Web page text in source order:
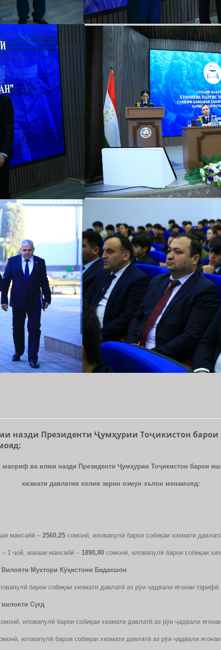
назди Президенти Ҷумҳурии Тоҷикистон
маориф ва илми назди Президенти Ҷумҳурии Тоҷикистон барои
хизмати давлатии холии зерин озмун эълон менамояд:
мансабӣ – 2560,25 сомонӣ, иловапулӣ барои собиқаи хизмати
– 1 ҷой, маоши мансабӣ – 1890,80 сомонӣ, иловапулӣ барои собиқаи
Мухтори Кӯҳистони Бадахшон
барои собиқаи хизмати давлатӣ аз рӯи ҷадвали ягонаи тарифӣ.
Суғд
иловапулӣ барои собиқаи хизмати давлатӣ аз рӯи ҷадвали
иловапулӣ барои собиқаи хизмати давлатӣ аз рӯи ҷадвали